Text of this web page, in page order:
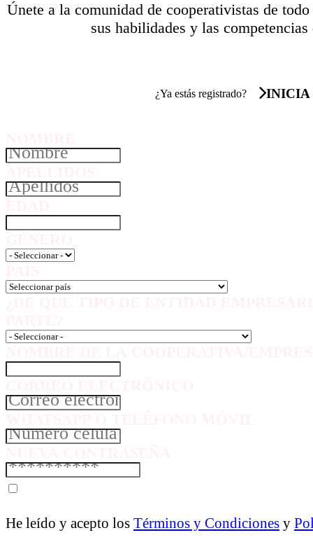
Únete a la comunidad de cooperativistas de
sus habilidades y las
¿Ya estás registrado? INICIA
He leído y acepto los Términos y Condiciones y